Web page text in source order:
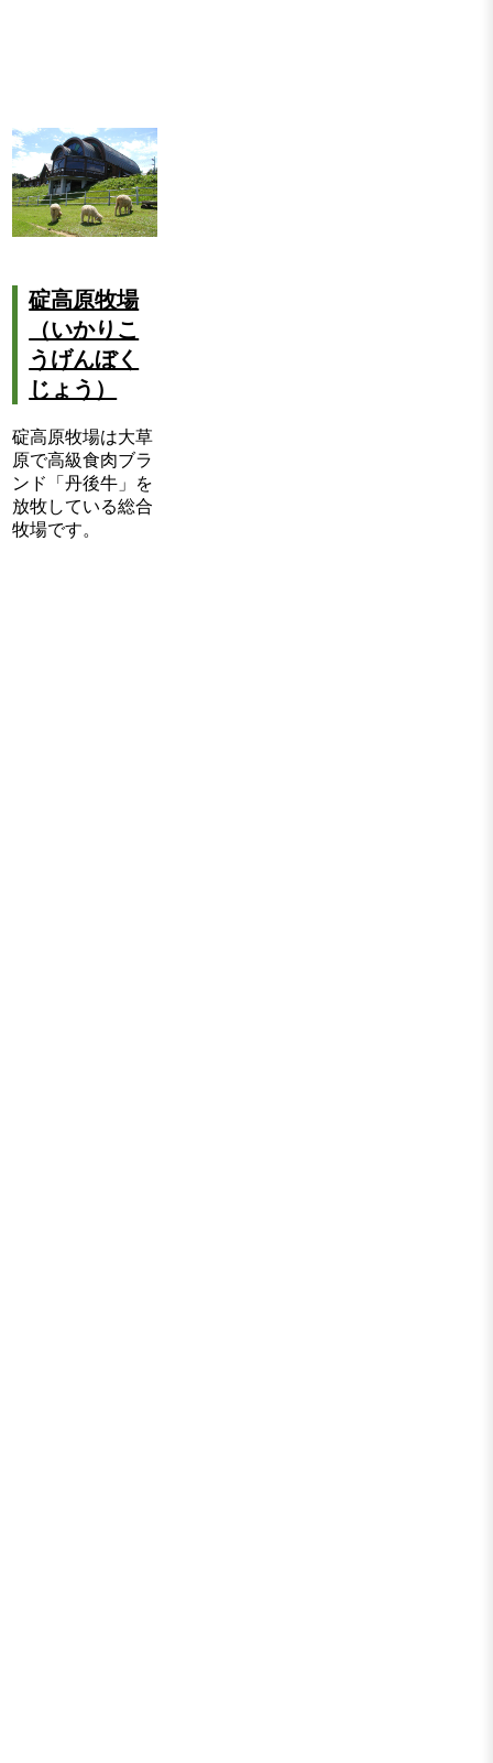
碇高原牧場
（いかりこ
うげんぼく
じょう）
碇高原牧場は大草
原で高級食肉ブラ
ンド「丹後牛」を
放牧している総合
牧場です。